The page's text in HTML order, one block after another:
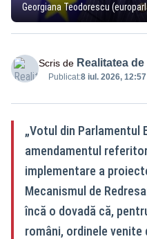
Georgiana Teodorescu
Scris de Realitatea
Publicat:8 iul. 2026, 12:57
„Votul din Parlamentul
amendamentul
implementare a
Mecanismul de
încă o dovadă că,
români, ordinele